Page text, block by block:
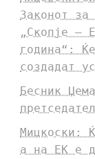
Законот за
„Скопје –
година“:
создадат
Бесник
Мицкоски:
а на ЕК е